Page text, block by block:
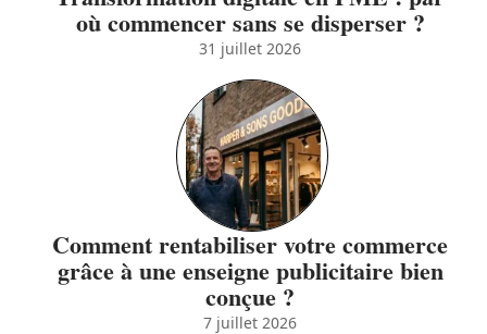
où commencer sans se disperser ?
31 juillet 2026
Comment rentabiliser votre commerce
grâce à une enseigne publicitaire bien
conçue ?
7 juillet 2026